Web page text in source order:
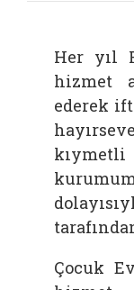
Her yıl
hizmet
ederek
kıymetli
Çocuk